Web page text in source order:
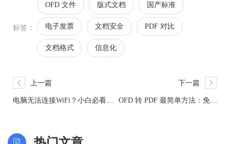
标签：
OFD 文件 版式文档 国产标准
电子发票 文档安全 PDF 对比
文档格式 信息化
上一篇
电脑无法连接WiFi？小白必看的
下一篇
OFD 转 PDF 最简单方法：免费